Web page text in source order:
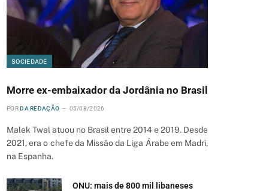
SOCIEDADE
Morre ex-embaixador da Jordânia no Brasil
POR DA REDAÇÃO 05/08/2026
Malek Twal atuou no Brasil entre 2014 e 2019. Desde
2021, era o chefe da Missão da Liga Árabe em Madri,
na Espanha.
ONU: mais de 800 mil libaneses